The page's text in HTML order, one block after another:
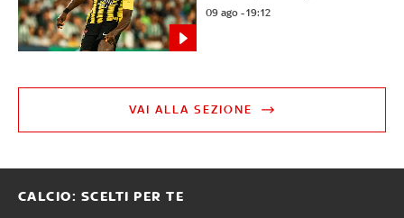
09 ago - 19:12
VAI ALLA SEZIONE
CALCIO: SCELTI PER TE